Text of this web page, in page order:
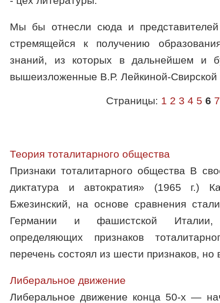
Мы бы отнесли сюда и представителей
стремящейся к получению
знаний, из которых в дальнейшем и
вышеизложенные В.Р. Лейкиной-Свирской
Страницы: 1 2 3 4 5 6 7
Теория тоталитарного общества
Признаки тоталитарного общества В
диктатура и автократия» (1965 г.)
Бжезинский, на основе сравнения
Германии и фашистской Италии,
определяющих признаков
перечень состоял из шести признаков, но
Либеральное движение
Либеральное движение конца 50-х —